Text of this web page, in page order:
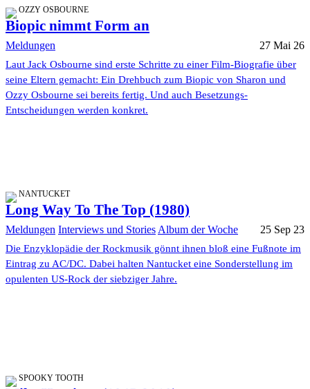
OZZY OSBOURNE
Biopic nimmt Form an
Meldungen 27 Mai 26
Laut Jack Osbourne sind erste Schritte zu einer Film-Biografie über
seine Eltern gemacht: Ein Drehbuch zum Biopic von Sharon und
Ozzy Osbourne sei bereits fertig. Und auch Besetzungs-
Entscheidungen werden konkret.
NANTUCKET
Long Way To The Top (1980)
Meldungen Interviews und Stories Album der Woche 25 Sep 23
Die Enzyklopädie der Rockmusik gönnt ihnen bloß eine Fußnote im
Eintrag zu AC/DC. Dabei halten Nantucket eine Sonderstellung im
opulenten US-Rock der siebziger Jahre.
SPOOKY TOOTH